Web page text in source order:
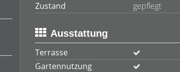
Zustand
gepflegt
Ausstattung
Terrasse
Gartennutzung